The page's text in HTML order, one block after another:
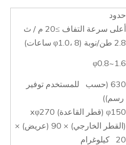
حدود
أعلى سرعة التفاف ≥20 م / ث
2.8 طن/نوبة (φ1.0، 8 ساعات)
φ0.8~1.6
630 (حسب للمستخدم توفير
رسم))
φ150 (قطر القاعدة) xφ270
(القطر الخارجي) × 90 (عريض) ×
20 كيلوغرام